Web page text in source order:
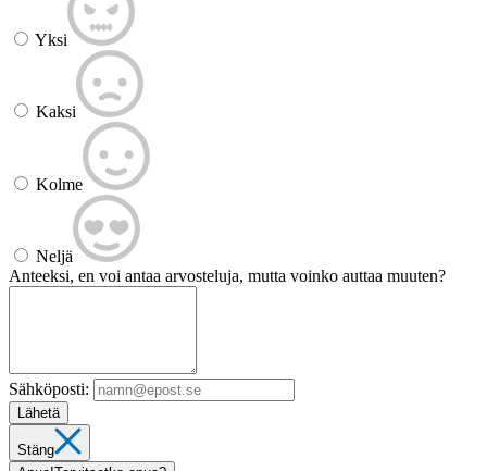
Yksi
Kaksi
Kolme
Neljä
Anteeksi, en voi antaa arvosteluja, mutta voinko auttaa muuten?
Sähköposti:
Lähetä
Stäng